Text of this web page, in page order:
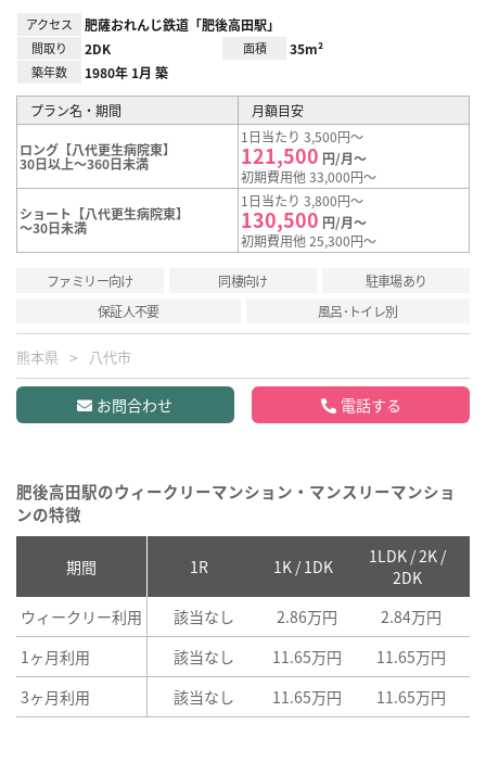
アクセス 肥薩おれんじ鉄道「肥後高田駅」
間取り 2DK 面積 35m²
築年数 1980年 1月 築
プラン名・期間 月額目安
ロング【八代更生病院東】
30日以上～360日未満
1日当たり 3,500円～
121,500 円/月～
初期費用他 33,000円～
ショート【八代更生病院東】
～30日未満
1日当たり 3,800円～
130,500 円/月～
初期費用他 25,300円～
ファミリー向け 同棲向け
駐車場あり
保証人不要
風呂･トイレ別
熊本県 八代市
お問合わせ 電話する
肥後高田駅のウィークリーマンション・マンスリーマンショ
ンの特徴
期間 1R 1K / 1DK
1LDK / 2K /
2DK
ウィークリー利用 該当なし 2.86万円 2.84万円
1ヶ月利用
該当なし 11.65万円 11.65万円
3ヶ月利用
該当なし 11.65万円 11.65万円